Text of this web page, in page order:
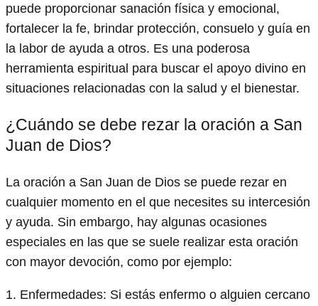
puede proporcionar sanación física y emocional,
fortalecer la fe, brindar protección, consuelo y guía en
la labor de ayuda a otros. Es una poderosa
herramienta espiritual para buscar el apoyo divino en
situaciones relacionadas con la salud y el bienestar.
¿Cuándo se debe rezar la oración a San
Juan de Dios?
La oración a San Juan de Dios se puede rezar en
cualquier momento en el que necesites su intercesión
y ayuda. Sin embargo, hay algunas ocasiones
especiales en las que se suele realizar esta oración
con mayor devoción, como por ejemplo:
1. Enfermedades: Si estás enfermo o alguien cercano